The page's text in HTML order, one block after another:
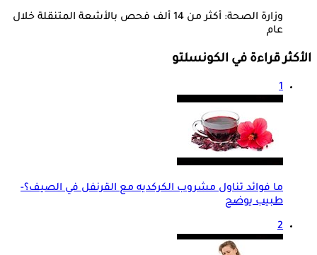
وزارة الصحة: أكثر من 14 ألف فحص بالأشعة المتنقلة خلال
عام
الأكثر قراءة في الكونسلتو
1
ما فوائد تناول مشروب الكركديه مع القرنفل في الصيف؟-
طبيب يوضح
2